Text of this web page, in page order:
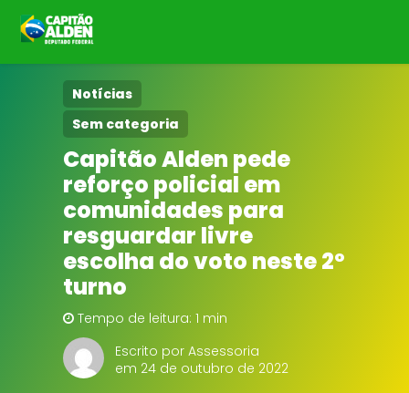
HOME
NOTÍCIAS
BIOGRAFIA
DOWNLOADS
EMENDAS
PROJETOS
Notícias
Sem categoria
Capitão Alden pede
reforço policial em
comunidades para
resguardar livre
escolha do voto neste 2º
turno
Tempo de leitura: 1 min
Escrito por Assessoria
em 24 de outubro de 2022